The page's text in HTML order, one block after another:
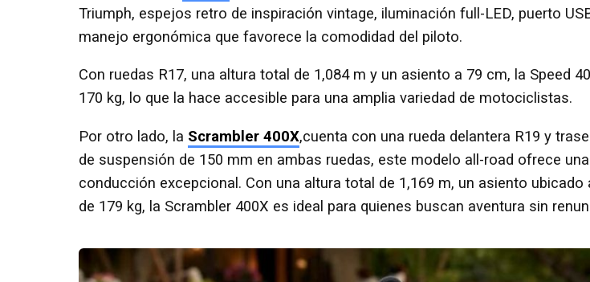
Triumph, espejos retro de inspiración vintage, iluminación full-LED, puerto
manejo ergonómica que favorece la comodidad del piloto.
Con ruedas R17, una altura total de 1,084 m y un asiento a 79 cm, la Speed
170 kg, lo que la hace accesible para una amplia variedad de motociclistas.
Por otro lado, la Scrambler 400X,cuenta con una rueda delantera R19 y
de suspensión de 150 mm en ambas ruedas, este modelo all-road ofrece
conducción excepcional. Con una altura total de 1,169 m, un asiento ubicado
de 179 kg, la Scrambler 400X es ideal para quienes buscan aventura sin